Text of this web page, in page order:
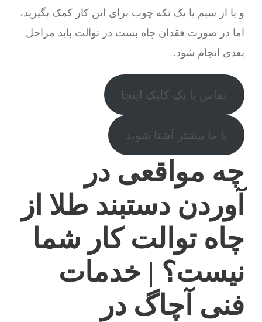
و یا از سیم یا یک تکه چوب برای این کار کمک بگیرید،
اما در صورت فقدان چاه بست در توالت باید مراحل
بعدی انجام شود.
تماس با یک کلیک اینجا
با ما بیشتر آشنا شوید
چه مواقعی در
آوردن دستبند طلا از
چاه توالت کار شما
نیست؟ | خدمات
فنی آچاگ در